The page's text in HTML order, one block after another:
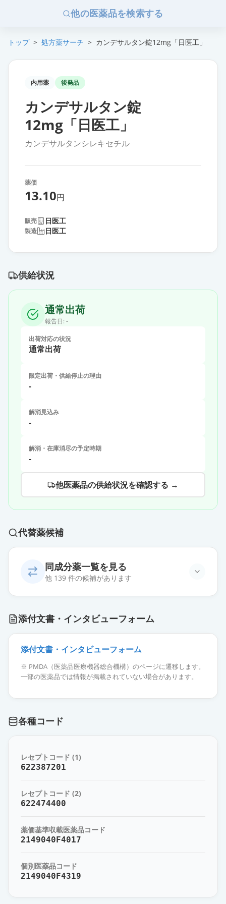
他の医薬品を検索する
トップ > 処方薬サーチ > カンデサルタン錠12mg「日医工」
内用薬 後発品
カンデサルタン錠
12mg「日医工」
カンデサルタンシレキセチル
薬価
13.10円
販売 日医工
製造 日医工
供給状況
通常出荷
報告日: -
出荷対応の状況
通常出荷
限定出荷・供給停止の理由
-
解消見込み
-
解消・在庫消尽の予定時期
-
他医薬品の供給状況を確認する →
代替薬候補
同成分薬一覧を見る
他 139 件の候補があります
薬価 13.10 円
カンデサルタン錠12mg「テバ」
薬価 13.10 円
カンデサルタン錠12mg「KO」
カンデサルタン錠12mg「ツルハ
薬価 13.10 円
薬価 13.10 円
添付文書・インタビューフォーム
添付文書・インタビューフォーム
※ PMDA（医薬品医療機器総合機構）のページに遷移します。
一部の医薬品では情報が掲載されていない場合があります。
各種コード
レセプトコード (1)
622387201
レセプトコード (2)
622474400
薬価基準収載医薬品コード
2149040F4017
個別医薬品コード
2149040F4319